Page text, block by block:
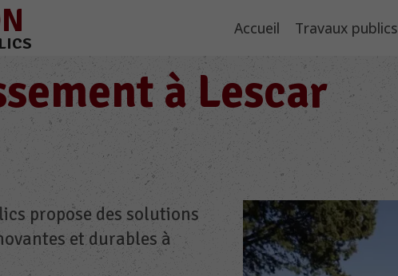
Accueil Travaux publics
à Lescar
propose des solutions
et durables à